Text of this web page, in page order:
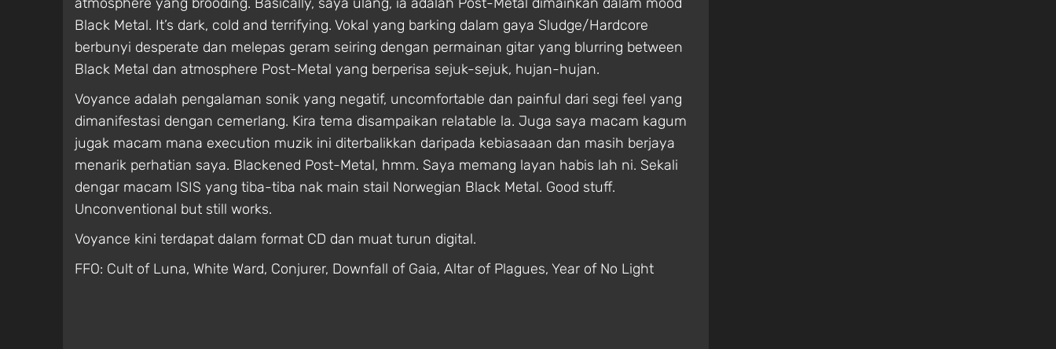
Black Metal. It’s dark, cold and terrifying. Vokal yang barking dalam gaya Sludge/Hardcore
berbunyi desperate dan melepas geram seiring dengan permainan gitar yang blurring between
Black Metal dan atmosphere Post-Metal yang berperisa sejuk-sejuk, hujan-hujan.
Voyance adalah pengalaman sonik yang negatif, uncomfortable dan painful dari segi feel yang
dimanifestasi dengan cemerlang. Kira tema disampaikan relatable la. Juga saya macam kagum
jugak macam mana execution muzik ini diterbalikkan daripada kebiasaaan dan masih berjaya
menarik perhatian saya. Blackened Post-Metal, hmm. Saya memang layan habis lah ni. Sekali
dengar macam ISIS yang tiba-tiba nak main stail Norwegian Black Metal. Good stuff.
Unconventional but still works.
Voyance kini terdapat dalam format CD dan muat turun digital.
FFO: Cult of Luna, White Ward, Conjurer, Downfall of Gaia, Altar of Plagues, Year of No Light